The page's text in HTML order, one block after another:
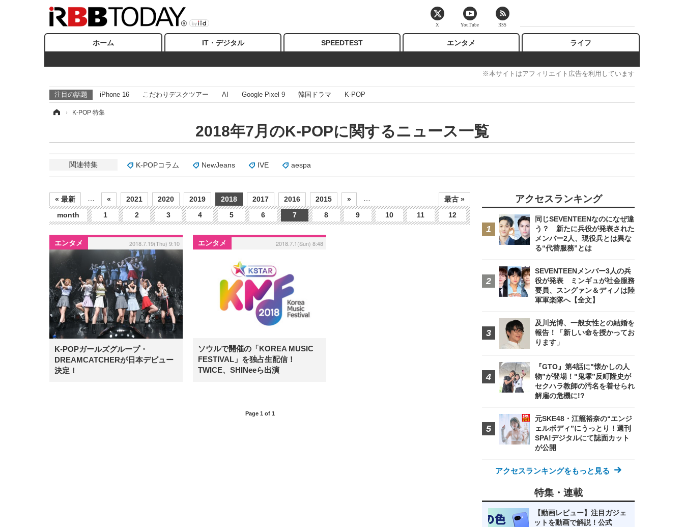
ホーム IT・デジタル SPEEDTEST エンタメ ライフ
※本サイトはアフィリエイト広告を利用しています
注目の話題 iPhone 16 こだわりデスクツアー AI Google Pixel 9 韓国ドラマ K-POP
› K-POP 特集
2018年7月のK-POPに関するニュース一覧
関連特集 K-POPコラム NewJeans IVE aespa
« 最新 « 2021 2020 2019 2018 2017 2016 2015 »
最古 »
month
1 2 3 4 5 6 7 8 9 10 11 12
エンタメ 2018.7.19(Thu) 9:10
K-POPガールズグループ・
DREAMCATCHERが日本デビュー
決定！
エンタメ 2018.7.1(Sun) 8:48
ソウルで開催の「KOREA MUSIC
FESTIVAL」を独占生配信！
TWICE、SHINeeら出演
Page 1 of 1
アクセスランキング
同じSEVENTEENなのになぜ違
う？ 新たに兵役が発表された
メンバー2人、現役兵とは異な
る“代替服務”とは
SEVENTEENメンバー3人の兵
役が発表 ミンギュが社会服務
要員、スングァン＆ディノは陸
軍軍楽隊へ【全文】
及川光博、一般女性との結婚を
報告！「新しい命を授かってお
ります」
『GTO』第4話に"懐かしの人
物”が登場！"鬼塚”反町隆史が
セクハラ教師の汚名を着せられ
解雇の危機に!?
元SKE48・江籠裕奈の“エンジ
ェルボディ”にうっとり！週刊
SPA!デジタルにて誌面カット
が公開
アクセスランキングをもっと見る
特集・連載
【動画レビュー】注目ガジェ
ットを動画で解説！公式
X YouTube RSS